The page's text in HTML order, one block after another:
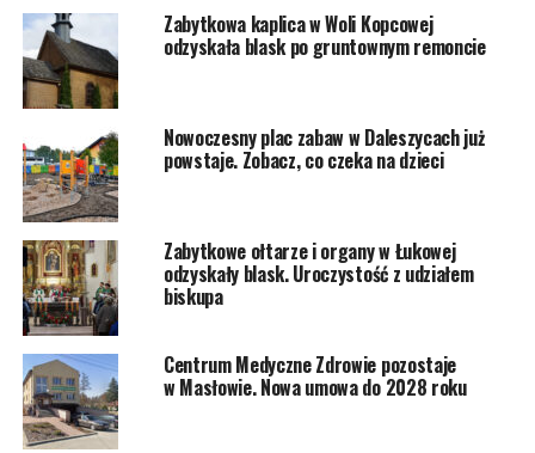
Zabytkowa kaplica w Woli Kopcowej
odzyskała blask po gruntownym remoncie
Nowoczesny plac zabaw w Daleszycach już
powstaje. Zobacz, co czeka na dzieci
Zabytkowe ołtarze i organy w Łukowej
odzyskały blask. Uroczystość z udziałem
biskupa
Centrum Medyczne Zdrowie pozostaje
w Masłowie. Nowa umowa do 2028 roku